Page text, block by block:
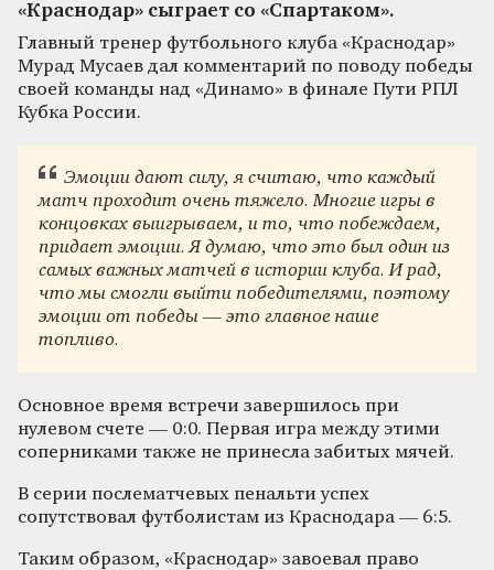
«Краснодар» сыграет со «Спартаком».
Главный тренер футбольного клуба «Краснодар»
Мурад Мусаев дал комментарий по поводу победы
своей команды над «Динамо» в финале Пути РПЛ
Кубка России.
Эмоции дают силу, я считаю, что каждый
матч проходит очень тяжело. Многие игры в
концовках выигрываем, и то, что побеждаем,
придает эмоции. Я думаю, что это был один из
самых важных матчей в истории клуба. И рад,
что мы смогли выйти победителями, поэтому
эмоции от победы — это главное наше
топливо.
Основное время встречи завершилось при
нулевом счете — 0:0. Первая игра между этими
соперниками также не принесла забитых мячей.
В серии послематчевых пенальти успех
сопутствовал футболистам из Краснодара — 6:5.
Таким образом, «Краснодар» завоевал право